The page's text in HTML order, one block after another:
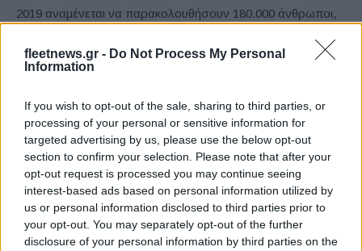
fleetnews.gr - Do Not Process My Personal
Information
If you wish to opt-out of the sale, sharing to third parties, or
processing of your personal or sensitive information for
targeted advertising by us, please use the below opt-out
section to confirm your selection. Please note that after your
opt-out request is processed you may continue seeing
interest-based ads based on personal information utilized by
us or personal information disclosed to third parties prior to
your opt-out. You may separately opt-out of the further
disclosure of your personal information by third parties on the
2019 αναμένεται να παρακολουθήσουν 180.000 άνθρωποι,
Στην έκθεση συμμετέχουν 155 χώρες και 4.500 εκθέτες ενώ
από 25 διαφορετικούς τομείς της αγοράς και 250 συνέδρια
συνεδρίες με 1.100 ομιλητές.